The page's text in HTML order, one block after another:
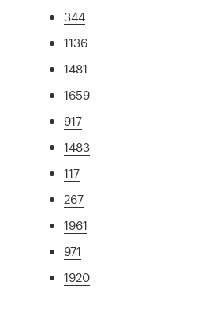
344
1136
1481
1659
917
1483
117
267
1961
971
1920